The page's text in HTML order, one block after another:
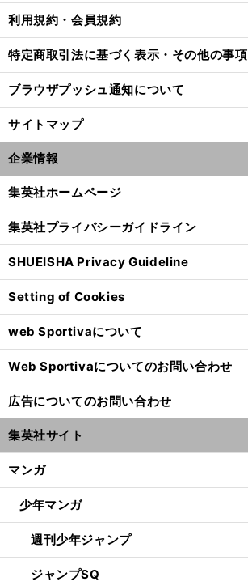
利用規約・会員規約
特定商取引法に基づく表示・その他の事項
ブラウザプッシュ通知について
サイトマップ
企業情報
集英社ホームページ
集英社プライバシーガイドライン
SHUEISHA Privacy Guideline
Setting of Cookies
web Sportivaについて
Web Sportivaについてのお問い合わせ
広告についてのお問い合わせ
集英社サイト
マンガ
少年マンガ
週刊少年ジャンプ
ジャンプSQ